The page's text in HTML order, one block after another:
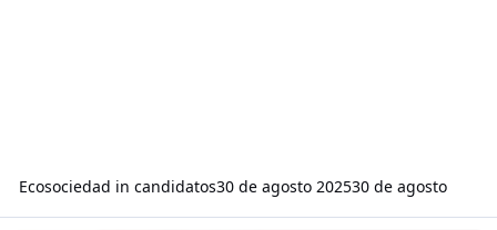
Ecosociedad in candidatos30 de agosto 202530 de agosto